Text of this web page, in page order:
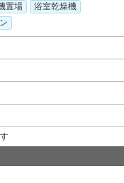
置場
浴室乾燥機